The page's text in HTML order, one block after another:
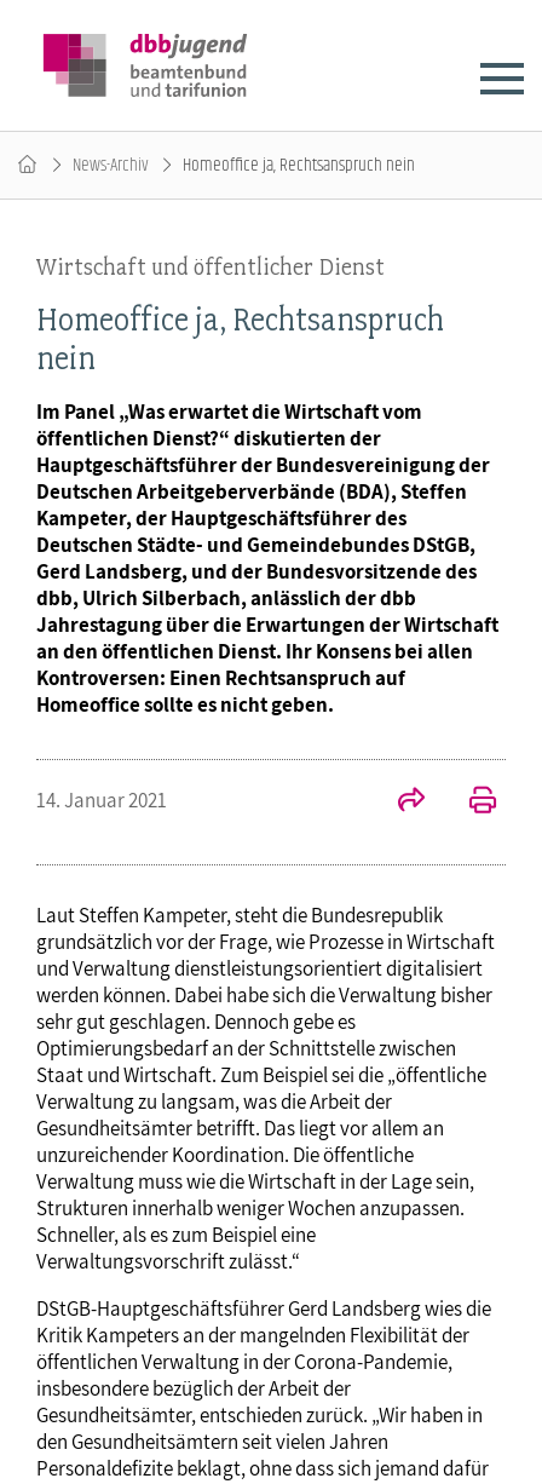
News-Archiv Homeoffice ja, Rechtsanspruch nein
Wirtschaft und öffentlicher Dienst
Homeoffice ja, Rechtsanspruch
nein
Im Panel „Was erwartet die Wirtschaft vom
öffentlichen Dienst?“ diskutierten der
Hauptgeschäftsführer der Bundesvereinigung der
Deutschen Arbeitgeberverbände (BDA), Steffen
Kampeter, der Hauptgeschäftsführer des
Deutschen Städte- und Gemeindebundes DStGB,
Gerd Landsberg, und der Bundesvorsitzende des
dbb, Ulrich Silberbach, anlässlich der dbb
Jahrestagung über die Erwartungen der Wirtschaft
an den öffentlichen Dienst. Ihr Konsens bei allen
Kontroversen: Einen Rechtsanspruch auf
Homeoffice sollte es nicht geben.
14. Januar 2021
Laut Steffen Kampeter, steht die Bundesrepublik
grundsätzlich vor der Frage, wie Prozesse in Wirtschaft
und Verwaltung dienstleistungsorientiert digitalisiert
werden können. Dabei habe sich die Verwaltung bisher
sehr gut geschlagen. Dennoch gebe es
Optimierungsbedarf an der Schnittstelle zwischen
Staat und Wirtschaft. Zum Beispiel sei die „öffentliche
Verwaltung zu langsam, was die Arbeit der
Gesundheitsämter betrifft. Das liegt vor allem an
unzureichender Koordination. Die öffentliche
Verwaltung muss wie die Wirtschaft in der Lage sein,
Strukturen innerhalb weniger Wochen anzupassen.
Schneller, als es zum Beispiel eine
Verwaltungsvorschrift zulässt.“
DStGB-Hauptgeschäftsführer Gerd Landsberg wies die
Kritik Kampeters an der mangelnden Flexibilität der
öffentlichen Verwaltung in der Corona-Pandemie,
insbesondere bezüglich der Arbeit der
Gesundheitsämter, entschieden zurück. „Wir haben in
den Gesundheitsämtern seit vielen Jahren
Personaldefizite beklagt, ohne dass sich jemand dafür